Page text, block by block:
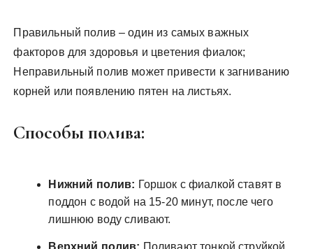
Правильный полив – один из самых важных
факторов для здоровья и цветения фиалок;
Неправильный полив может привести к загниванию
корней или появлению пятен на листьях.
Способы полива:
Нижний полив: Горшок с фиалкой ставят в
поддон с водой на 15-20 минут, после чего
лишнюю воду сливают.
Верхний полив: Поливают тонкой струйкой